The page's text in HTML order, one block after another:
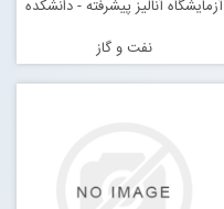
آزمایشگاه آنالیز پیشرفته - دانشکده
نفت و گاز